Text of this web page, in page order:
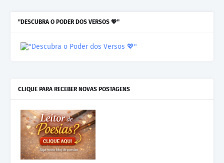
"DESCUBRA O PODER DOS VERSOS 💖"
CLIQUE PARA RECEBER NOVAS POSTAGENS